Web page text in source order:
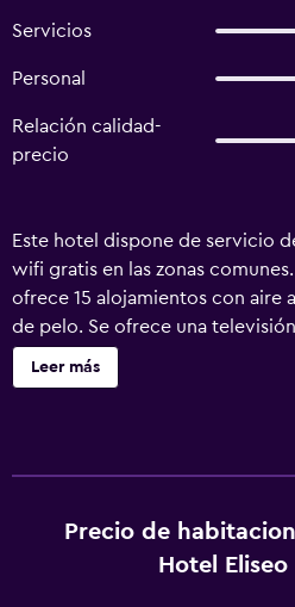
Servicios
Personal
Relación calidad-
precio
Este hotel dispone de servicio
wifi gratis en las zonas
ofrece 15 alojamientos con aire
de pelo. Se ofrece una
todas las habitaciones. Los
ducha. Este hotel en Nápoles
que se indican más abajo en las
alojamiento (es posible que se
Leer más
Precio de
Hotel